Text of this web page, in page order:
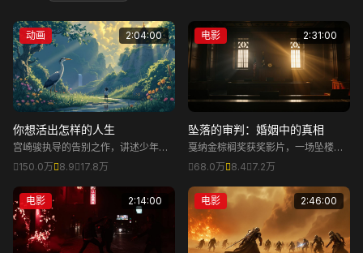
2:04:00
动画
你想活出怎样的人生
宫崎骏执导的告别之作，讲述少年牧
真人在母亲去世后，跟随会说话的苍
鹭进入奇幻世界，探寻生命意义的感
人故事。
150.0万 8.9 17.8万
2:31:00
电影
坠落的审判：婚姻中的真相
戛纳金棕榈奖获奖影片，一场坠楼死
亡引发的对婚姻关系的审判，桑德拉·
惠勒奉献了年度最精彩的表演之一。
68.0万 8.4 7.2万
2:14:00
电影 2:46:00
电影